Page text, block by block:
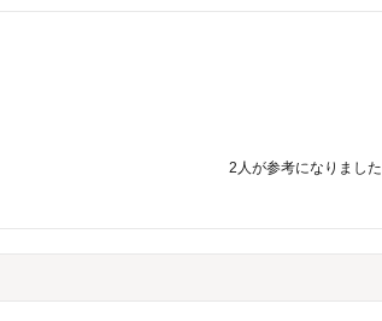
2 人が参考になりました